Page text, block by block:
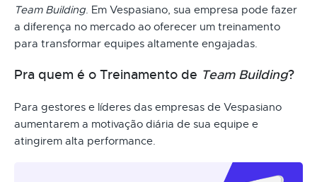
Team Building. Em Vespasiano, sua empresa pode fazer
a diferença no mercado ao oferecer um treinamento
para transformar equipes altamente engajadas.
Pra quem é o Treinamento de Team Building?
Para gestores e líderes das empresas de Vespasiano
aumentarem a motivação diária de sua equipe e
atingirem alta performance.